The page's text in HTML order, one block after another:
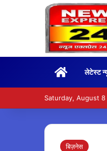
Homeलेटेस्ट
Saturday, August
बिज़नेस